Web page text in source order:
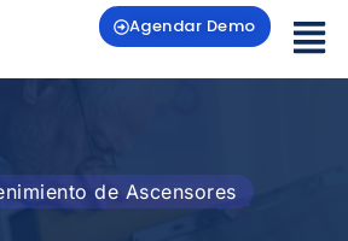
Agendar Demo
de Ascensores